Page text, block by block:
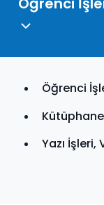
Öğrenci
Yazı